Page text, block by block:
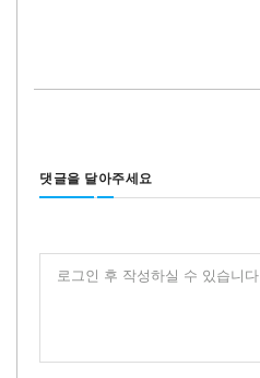
댓글을 달아주세요
로그인 후 작성하실 수 있습니다